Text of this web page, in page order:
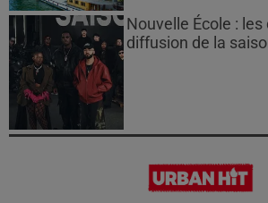
Nouvelle École : les
diffusion de la